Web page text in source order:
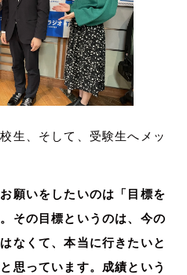
生、そして、受験生へメッ
願いをしたいのは「目標を
その目標というのは、今の
なくて、本当に行きたいと
思っています。成績という